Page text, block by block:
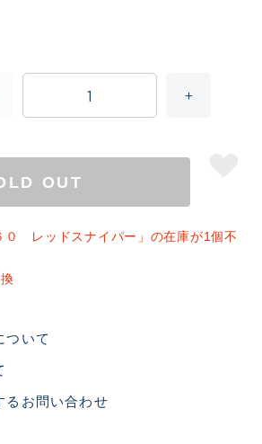
OUT
０ レッドスナイパー」の在庫が1個不
ついて
るお問い合わせ